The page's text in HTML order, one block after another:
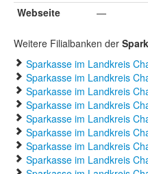
Webseite
—
Weitere Filialbanken der
Sparkasse im Landkreis
Sparkasse im Landkreis
Sparkasse im Landkreis
Sparkasse im Landkreis
Sparkasse im Landkreis
Sparkasse im Landkreis
Sparkasse im Landkreis
Sparkasse im Landkreis